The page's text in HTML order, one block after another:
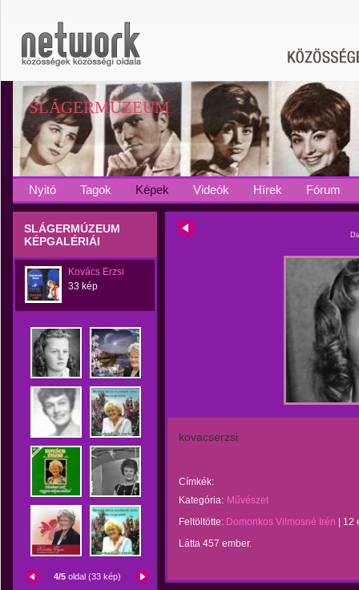
SLÁGERMÚZEUM
Nyitó Tagok Képek Videók Hírek Fórum
SLÁGERMÚZEUM
KÉPGALÉRIÁI
Kovács Erzsi
33 kép
4/5 oldal (33 kép)
kovacserzsi
Címkék:
Kategória: Művészet
Feltöltötte: Domonkos Vilmosné Irén
12
Látta 457 ember.